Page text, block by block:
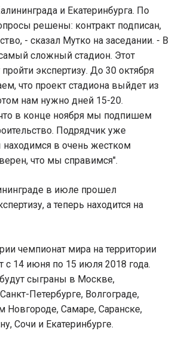
и Екатеринбурга. По
решены: контракт подписан,
- сказал Мутко на заседании. - В
сложный стадион. Этот
экспертизу. До 30 октября
что проект стадиона выйдет из
нам нужно дней 15-20.
в конце ноября мы подпишем
Подрядчик уже
в очень жестком
что мы справимся".
в июле прошел
а теперь находится на
чемпионат мира на территории
с 14 июня по 15 июля 2018 года.
сыграны в Москве,
Петербурге, Волгограде,
Новгороде, Самаре, Саранске,
Сочи и Екатеринбурге.